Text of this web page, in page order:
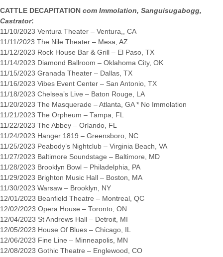
CATTLE DECAPITATION com Immolation, Sanguisugabogg,
Castrator:
11/10/2023 Ventura Theater – Ventura,, CA
11/11/2023 The Nile Theater – Mesa, AZ
11/12/2023 Rock House Bar & Grill – El Paso, TX
11/14/2023 Diamond Ballroom – Oklahoma City, OK
11/15/2023 Granada Theater – Dallas, TX
11/16/2023 Vibes Event Center – San Antonio, TX
11/18/2023 Chelsea’s Live – Baton Rouge, LA
11/20/2023 The Masquerade – Atlanta, GA * No Immolation
11/21/2023 The Orpheum – Tampa, FL
11/22/2023 The Abbey – Orlando, FL
11/24/2023 Hanger 1819 – Greensboro, NC
11/25/2023 Peabody’s Nightclub – Virginia Beach, VA
11/27/2023 Baltimore Soundstage – Baltimore, MD
11/28/2023 Brooklyn Bowl – Philadelphia, PA
11/29/2023 Brighton Music Hall – Boston, MA
11/30/2023 Warsaw – Brooklyn, NY
12/01/2023 Beanfield Theatre – Montreal, QC
12/02/2023 Opera House – Toronto, ON
12/04/2023 St Andrews Hall – Detroit, MI
12/05/2023 House Of Blues – Chicago, IL
12/06/2023 Fine Line – Minneapolis, MN
12/08/2023 Gothic Theatre – Englewood, CO